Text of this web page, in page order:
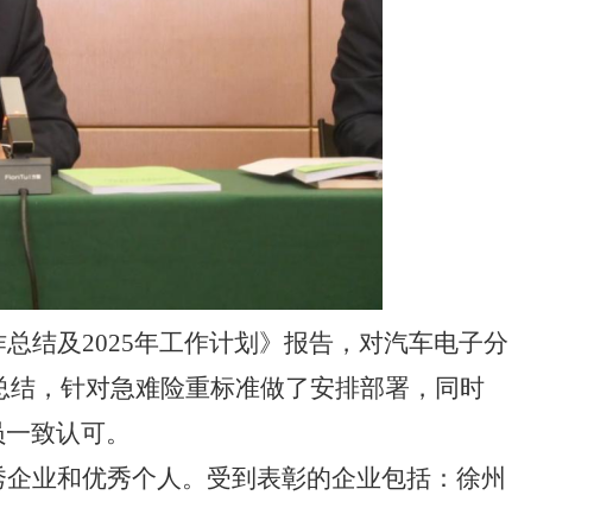
结及 2025年工作计划》报告，对汽车电子分
，针对急难险重标准做了安排部署，同时
致认可。
业和优秀个人。受到表彰的企业包括： 徐州